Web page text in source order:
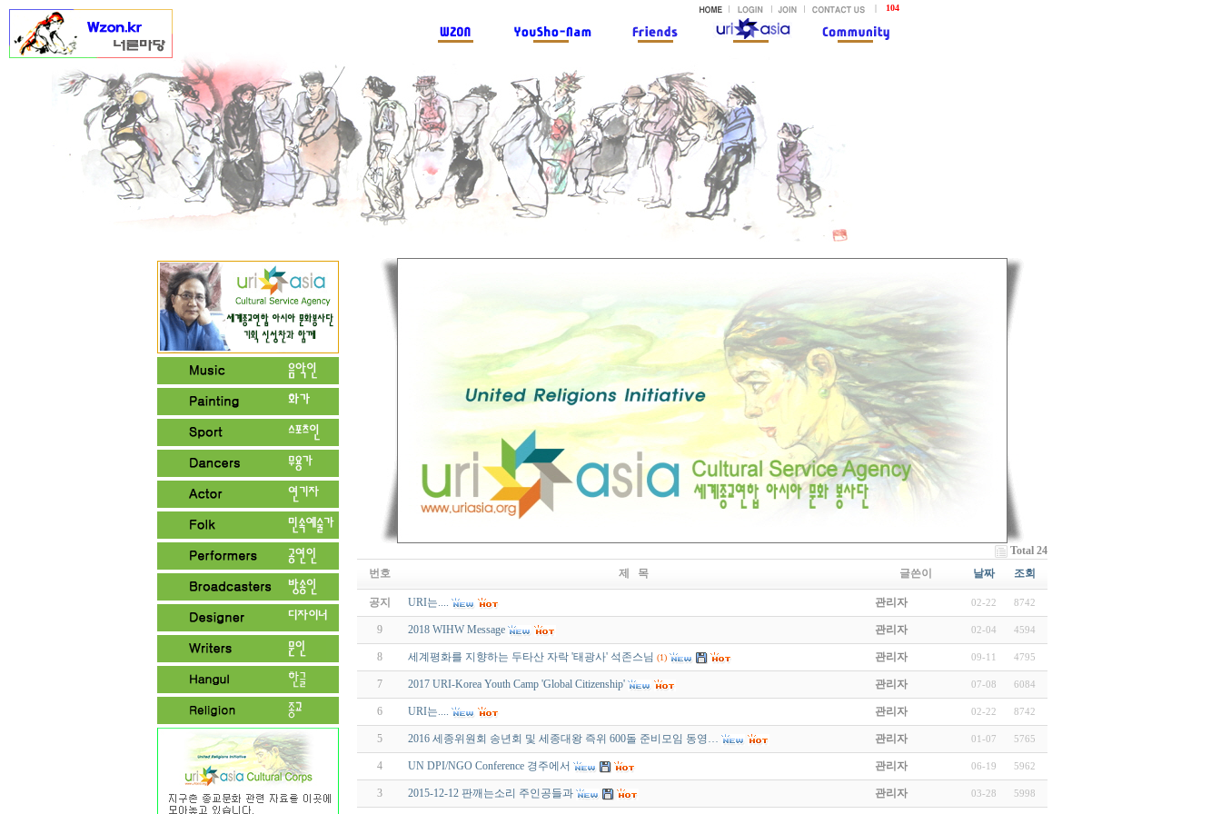
| 104
Total 24
번호
제 목 글쓴이 날짜 조회
공지 URI는.... 관리자 02-22 8742
9 2018 WIHW Message 관리자 02-04 4594
8 세계평화를 지향하는 두타산 자락 '태광사' 석존스님 (1) 관리자 09-11 4795
7 2017 URI-Korea Youth Camp 'Global Citizenship' 관리자 07-08 6084
6 URI는.... 관리자 02-22 8742
5 2016 세종위원회 송년회 및 세종대왕 즉위 600돌 준비모임 동영… 관리자 01-07 5765
4 UN DPI/NGO Conference 경주에서 관리자 06-19 5962
3 2015-12-12 판깨는소리 주인공들과 관리자 03-28 5998